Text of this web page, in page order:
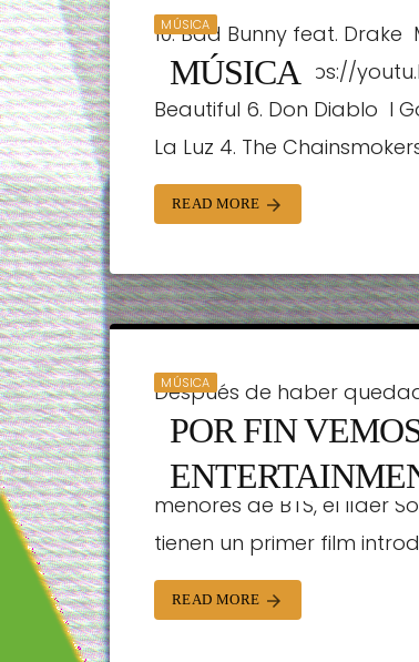
MÚSICA
MÚSICA
10. Bad Bunny feat. Drake 
thank u, next https://
Beautiful 6. Don Diablo  I
La Luz 4. The
READ MORE arrow_forward
MÚSICA
POR FIN
ORTRADIO | 24/01/2019
Después de haber
grupo de la agencia Big
conocer más acerca del
menores de BTS, el líder
tienen un primer film
READ MORE arrow_forward